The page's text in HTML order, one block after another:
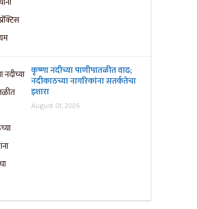
कृष्णा नदीच्या पाणीपातळीत वाढ;
नदीकाठच्या नागरिकांना सतर्कतेचा
इशारा
August 01, 2026